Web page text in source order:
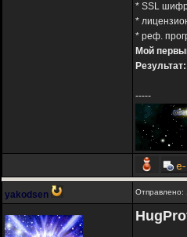
* SSL
*
* реф.
Мой
Результат:
-----
yakodsen Отправлено: